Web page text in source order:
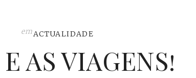
emACTUALIDADE
AS VIAGENS!